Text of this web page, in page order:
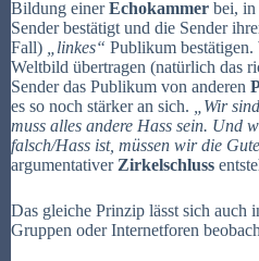
Bildung einerEchokammer bei, in
Sender bestätigt und die Sender
Fall)
„linkes“ Publikum
Weltbild übertragen (natürlich das
Sender das Publikum von anderen
es so noch stärker an sich.
„Wir
muss alles andere Hass sein. Und
falsch/Hass ist, müssen wir die
argumentativer Zirkelschluss
Das gleiche Prinzip lässt sich auch
Gruppen oder Internetforen